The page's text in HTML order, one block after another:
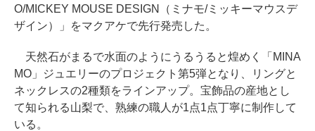
O/MICKEY MOUSE DESIGN（ミナモ/ミッキーマウスデ
ザイン）」をマクアケで先行発売した。
天然石がまるで水面のようにうるうると煌めく「MINA
MO」ジュエリーのプロジェクト第5弾となり、リングと
ネックレスの2種類をラインアップ。宝飾品の産地とし
て知られる山梨で、熟練の職人が1点1点丁寧に制作して
いる。